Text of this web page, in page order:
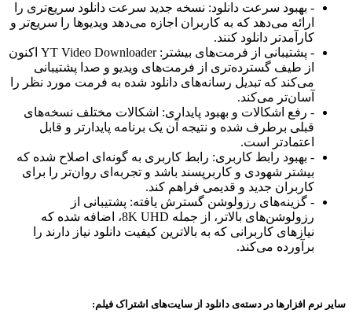
- بهبود سرعت دانلود: نسخه جدید سرعت دانلود سریع‌تری را
ارائه می‌دهد که به کاربران اجازه می‌دهد ویدیوها را سریع‌تر و
کارآمدتر دانلود کنند.
- پشتیبانی از فرمت‌های بیشتر: YT Video Downloader اکنون
از طیف گسترده‌تری از فرمت‌های ویدیو و صدا پشتیبانی
می‌کند که تبدیل رسانه‌های دانلود شده به فرمت مورد نظر را
آسان‌تر می‌کند.
- رفع اشکالات و بهبود پایداری: اشکالات مختلف نسخه‌های
قبلی برطرف شده و نتیجه آن یک برنامه پایدارتر و قابل
اعتمادتر است.
- بهبود رابط کاربری: رابط کاربری به گونه‌ای اصلاح شده که
بیشتر شهودی و کاربرپسند باشد و تجربه‌ای روان‌تر را برای
کاربران جدید و قدیمی فراهم کند.
- گزینه‌های رزولوشن گسترش یافته: پشتیبانی از
رزولوشن‌های بالاتر، از جمله 8K UHD، اضافه شده که
نیازهای کاربرانی که به بالاترین کیفیت دانلود نیاز دارند را
برآورده می‌کند.
سایر نرم افزارها در دسته‌ی دانلود از سایت‌های اشتراک فیلم: